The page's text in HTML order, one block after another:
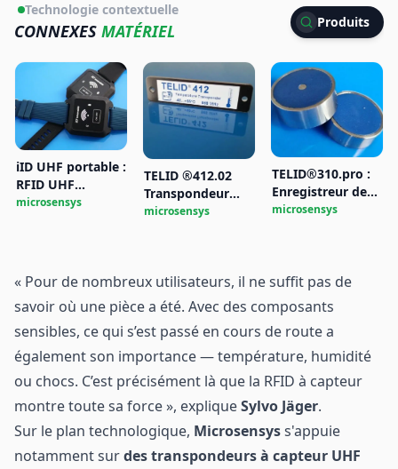
Technologie contextuelle
CONNEXES MATÉRIEL Produits
iID UHF portable :
RFID UHF
portable et
microsensys
TELID ®412.02
Transpondeur
RFID UHF de
microsensys
TELID®310.pro :
Enregistreur de
température avec
microsensys
« Pour de nombreux utilisateurs, il ne suffit pas de
savoir où une pièce a été. Avec des composants
sensibles, ce qui s’est passé en cours de route a
également son importance — température, humidité
ou chocs. C’est précisément là que la RFID à capteur
montre toute sa force », expliqueSylvo Jäger.
Sur le plan technologique, Microsensyss'appuie
notamment surdes transpondeursà capteur UHF